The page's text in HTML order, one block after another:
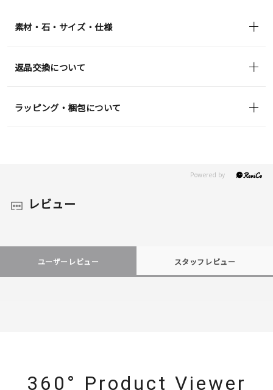
素材・石・サイズ・仕様
返品交換について
ラッピング・梱包について
レビュー
ユーザーレビュー スタッフレビュー
360° Product Viewer